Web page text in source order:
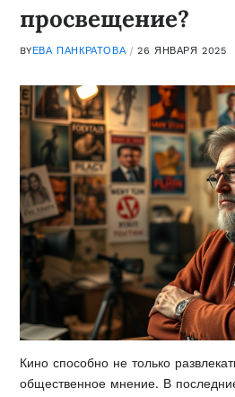
просвещение?
BYЕВА ПАНКРАТОВА 26 ЯНВАРЯ 2025
Кино способно не только
общественное мнение. В